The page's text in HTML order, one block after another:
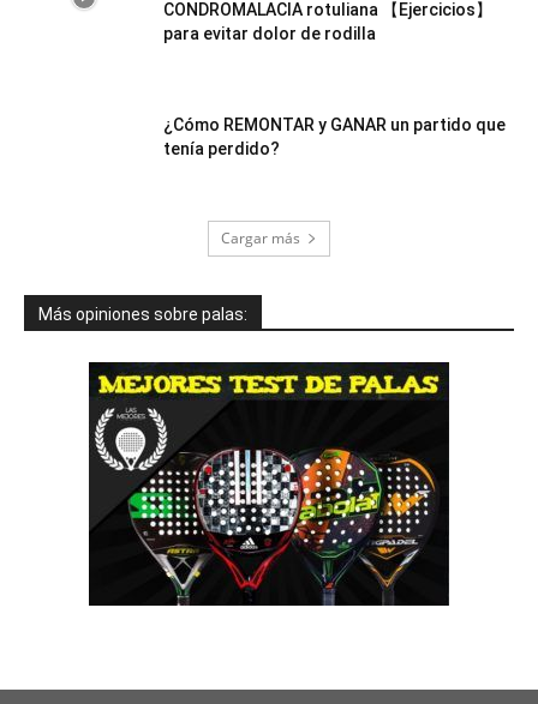
CONDROMALACIA rotuliana 【Ejercicios】
para evitar dolor de rodilla
¿Cómo REMONTAR y GANAR un partido que
tenía perdido?
Cargar más
Más opiniones sobre palas: